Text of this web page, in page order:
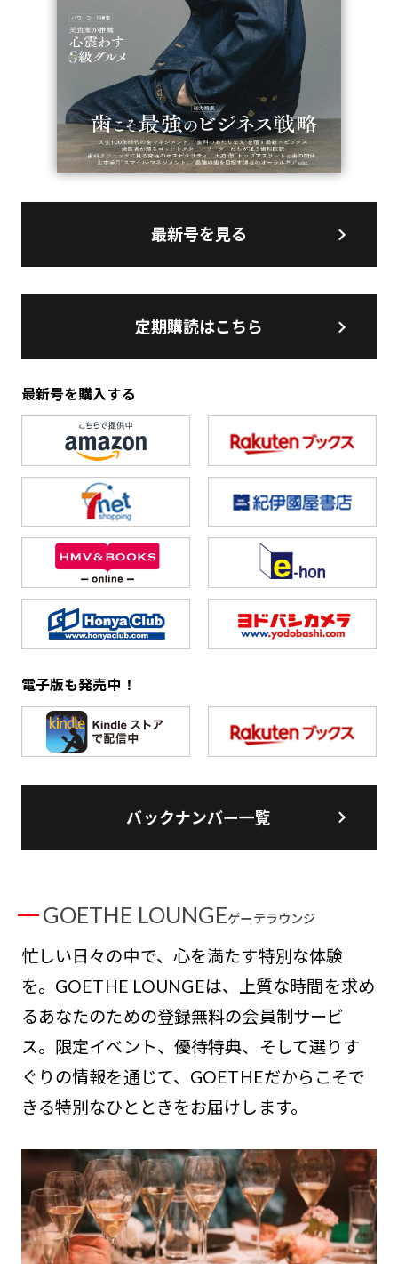
最新号を見る
定期購読はこちら
最新号を購入する
電子版も発売中！
バックナンバー一覧
GOETHE LOUNGEゲーテラウンジ
忙しい日々の中で、心を満たす特別な体験
を。GOETHE LOUNGEは、上質な時間を求め
るあなたのための登録無料の会員制サービ
ス。限定イベント、優待特典、そして選りす
ぐりの情報を通じて、GOETHEだからこそで
きる特別なひとときをお届けします。